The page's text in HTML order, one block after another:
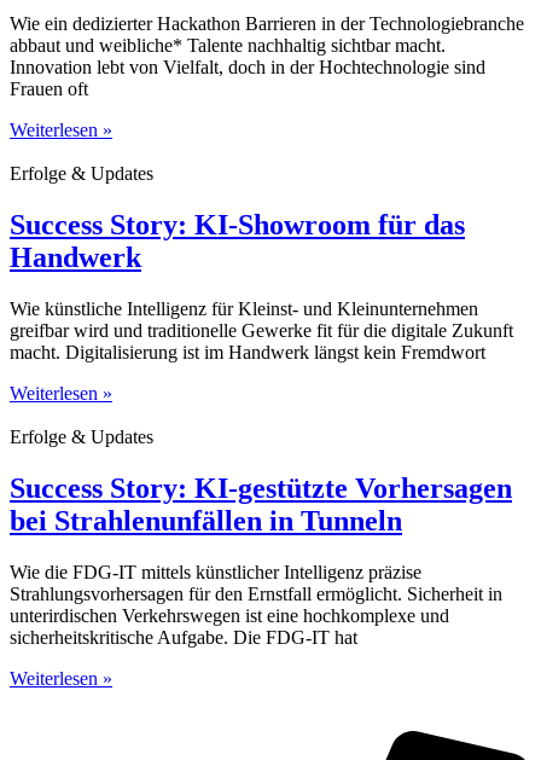
Wie ein dedizierter Hackathon Barrieren in der Technologiebranche
abbaut und weibliche* Talente nachhaltig sichtbar macht.
Innovation lebt von Vielfalt, doch in der Hochtechnologie sind
Frauen oft
Weiterlesen »
Erfolge & Updates
Success Story: KI-Showroom für das
Handwerk
Wie künstliche Intelligenz für Kleinst- und Kleinunternehmen
greifbar wird und traditionelle Gewerke fit für die digitale Zukunft
macht. Digitalisierung ist im Handwerk längst kein Fremdwort
Weiterlesen »
Erfolge & Updates
Success Story: KI-gestützte Vorhersagen
bei Strahlenunfällen in Tunneln
Wie die FDG-IT mittels künstlicher Intelligenz präzise
Strahlungsvorhersagen für den Ernstfall ermöglicht. Sicherheit in
unterirdischen Verkehrswegen ist eine hochkomplexe und
sicherheitskritische Aufgabe. Die FDG-IT hat
Weiterlesen »